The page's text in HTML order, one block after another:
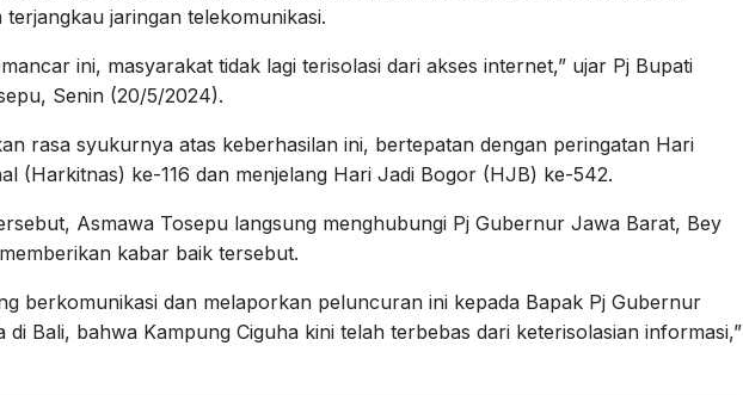
jaringan telekomunikasi.
ini, masyarakat tidak lagi terisolasi dari akses internet,” ujar Pj Bupati
Senin (20/5/2024).
rasa syukurnya atas keberhasilan ini, bertepatan dengan peringatan Hari
(Harkitnas) ke-116 dan menjelang Hari Jadi Bogor (HJB) ke-542.
Asmawa Tosepu langsung menghubungi Pj Gubernur Jawa Barat, Bey
kabar baik tersebut.
berkomunikasi dan melaporkan peluncuran ini kepada Bapak Pj Gubernur
di Bali, bahwa Kampung Ciguha kini telah terbebas dari keterisolasian informasi,”